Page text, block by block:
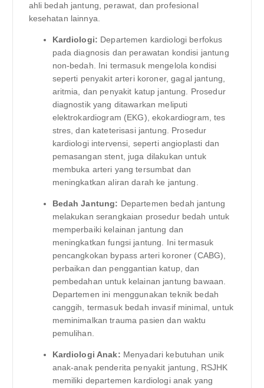
ahli bedah jantung, perawat, dan profesional
kesehatan lainnya.
Kardiologi: Departemen kardiologi berfokus
pada diagnosis dan perawatan kondisi jantung
non-bedah. Ini termasuk mengelola kondisi
seperti penyakit arteri koroner, gagal jantung,
aritmia, dan penyakit katup jantung. Prosedur
diagnostik yang ditawarkan meliputi
elektrokardiogram (EKG), ekokardiogram, tes
stres, dan kateterisasi jantung. Prosedur
kardiologi intervensi, seperti angioplasti dan
pemasangan stent, juga dilakukan untuk
membuka arteri yang tersumbat dan
meningkatkan aliran darah ke jantung.
Bedah Jantung: Departemen bedah jantung
melakukan serangkaian prosedur bedah untuk
memperbaiki kelainan jantung dan
meningkatkan fungsi jantung. Ini termasuk
pencangkokan bypass arteri koroner (CABG),
perbaikan dan penggantian katup, dan
pembedahan untuk kelainan jantung bawaan.
Departemen ini menggunakan teknik bedah
canggih, termasuk bedah invasif minimal, untuk
meminimalkan trauma pasien dan waktu
pemulihan.
Kardiologi Anak: Menyadari kebutuhan unik
anak-anak penderita penyakit jantung, RSJHK
memiliki departemen kardiologi anak yang